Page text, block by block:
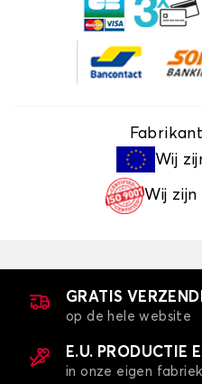
Wij
Wij zijn
GRATIS
op de hele website
E.U. PRODUCTIE
in onze eigen fabriek